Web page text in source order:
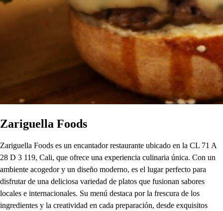
Zariguella Foods
Zariguella Foods es un encantador restaurante ubicado en la CL 71 A
28 D 3 119, Cali, que ofrece una experiencia culinaria única. Con un
ambiente acogedor y un diseño moderno, es el lugar perfecto para
disfrutar de una deliciosa variedad de platos que fusionan sabores
locales e internacionales. Su menú destaca por la frescura de los
ingredientes y la creatividad en cada preparación, desde exquisitos